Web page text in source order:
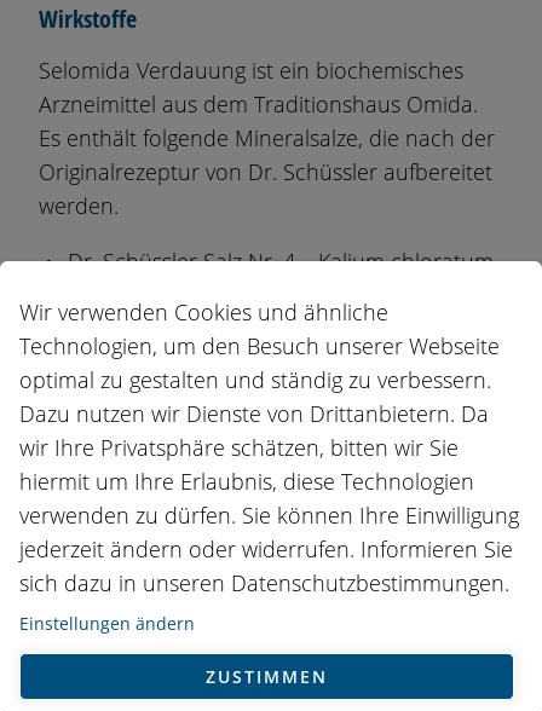
Wirkstoffe
Selomida Verdauung ist ein biochemisches
Arzneimittel aus dem Traditionshaus Omida.
Es enthält folgende Mineralsalze, die nach der
Originalrezeptur von Dr. Schüssler aufbereitet
werden.
Dr. Schüssler Salz Nr. 4 –Kalium chloratum
Kaliumchlorid
Dr. Schüssler Salz Nr. 6 – Kalium sulfuricum
D6 – Kaliumsulfat
Dr. Schüssler Salz Nr. 8 –Natrium
chloratum D6 – Natriumchlorid
Dr. Schüssler Salz Nr. 9 –Natrium
phosphoricum D6 – Natriumphosphat
Dr. Schüssler Salz Nr. 10 –Natrium
sulfuricum D6 –
Dr. Schüssler Salz Nr. 23 –
Wir verwenden Cookies und ähnliche
Technologien, um den Besuch unserer Webseite
optimal zu gestalten und ständig zu verbessern.
Dazu nutzen wir Dienste von Drittanbietern. Da
wir Ihre Privatsphäre schätzen, bitten wir Sie
hiermit um Ihre Erlaubnis, diese Technologien
verwenden zu dürfen. Sie können Ihre Einwilligung
jederzeit ändern oder widerrufen. Informieren Sie
sich dazu in unseren Datenschutzbestimmungen.
Einstellungen ändern
ZUSTIMMEN